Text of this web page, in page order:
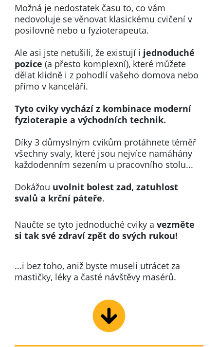
Možná je nedostatek času to, co vám
nedovoluje se věnovat klasickému cvičení v
posilovně nebo u fyzioterapeuta.
Ale asi jste netušili, že existují i jednoduché
pozice (a přesto komplexní), které můžete
dělat klidně i z pohodlí vašeho domova nebo
přímo v kanceláři.
Tyto cviky vychází z kombinace moderní
fyzioterapie a východních technik.
Díky 3 důmyslným cvikům protáhnete téměř
všechny svaly, které jsou nejvíce namáhány
každodenním sezením u pracovního stolu...
Dokážou uvolnit bolest zad, zatuhlost
svalů a krční páteře.
Naučte se tyto jednoduché cviky a vezměte
si tak své zdraví zpět do svých rukou!
...i bez toho, aniž byste museli utrácet za
mastičky, léky a časté návštěvy masérů.